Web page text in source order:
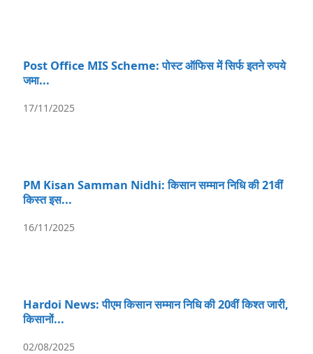
Post Office MIS Scheme: पोस्ट ऑफिस में सिर्फ इतने रुपये
जमा...
17/11/2025
PM Kisan Samman Nidhi: किसान सम्मान निधि की 21वीं
किस्त इस...
16/11/2025
Hardoi News: पीएम किसान सम्मान निधि की 20वीं किश्त जारी,
किसानों...
02/08/2025